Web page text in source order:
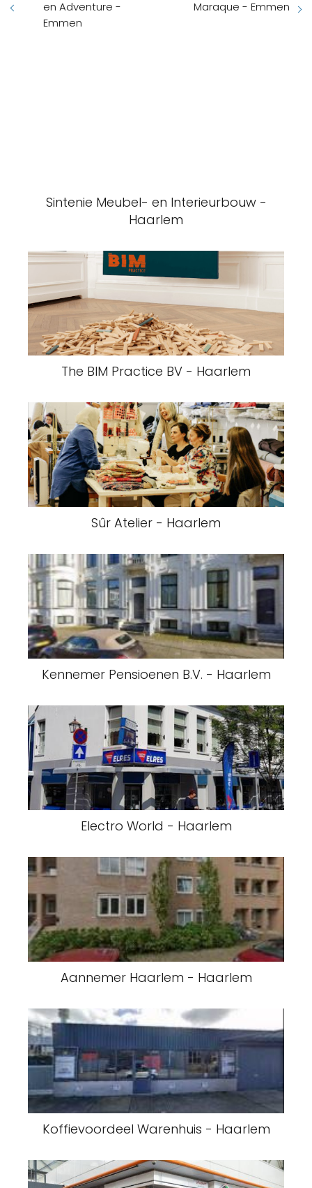
en Adventure -
Emmen
Maraque - Emmen
Sintenie Meubel- en Interieurbouw -
Haarlem
The BIM Practice BV - Haarlem
Sûr Atelier - Haarlem
Kennemer Pensioenen B.V. - Haarlem
Electro World - Haarlem
Aannemer Haarlem - Haarlem
Koffievoordeel Warenhuis - Haarlem